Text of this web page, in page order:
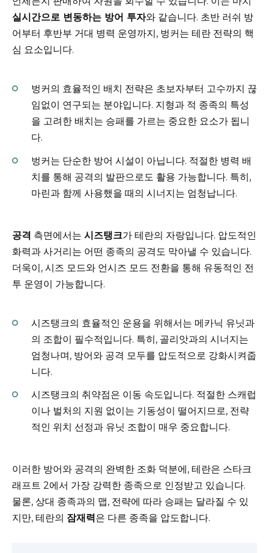
실시간으로 변동하는 방어 투자와 같습니다. 초반 러쉬 방
어부터 후반부 거대 병력 운영까지, 벙커는 테란 전략의 핵
심 요소입니다.
벙커의 효율적인 배치 전략은 초보자부터 고수까지 끊
임없이 연구되는 분야입니다. 지형과 적 종족의 특성
을 고려한 배치는 승패를 가르는 중요한 요소가 됩니
다.
벙커는 단순한 방어 시설이 아닙니다. 적절한 병력 배
치를 통해 공격의 발판으로도 활용 가능합니다. 특히,
마린과 함께 사용했을 때의 시너지는 엄청납니다.
공격 측면에서는 시즈탱크가 테란의 자랑입니다. 압도적인
화력과 사거리는 어떤 종족의 공격도 막아낼 수 있습니다.
더욱이, 시즈 모드와 언시즈 모드 전환을 통해 유동적인 전
투 운영이 가능합니다.
시즈탱크의 효율적인 운용을 위해서는 메카닉 유닛과
의 조합이 필수적입니다. 특히, 골리앗과의 시너지는
엄청나며, 방어와 공격 모두를 압도적으로 강화시켜줍
니다.
시즈탱크의 취약점은 이동 속도입니다. 적절한 스캐럽
이나 벌처의 지원 없이는 기동성이 떨어지므로, 전략
적인 위치 선정과 유닛 조합이 매우 중요합니다.
이러한 방어와 공격의 완벽한 조화 덕분에, 테란은 스타크
래프트 2에서 가장 강력한 종족으로 인정받고 있습니다.
물론, 상대 종족과의 맵, 전략에 따라 승패는 달라질 수 있
지만, 테란의 잠재력은 다른 종족을 압도합니다.